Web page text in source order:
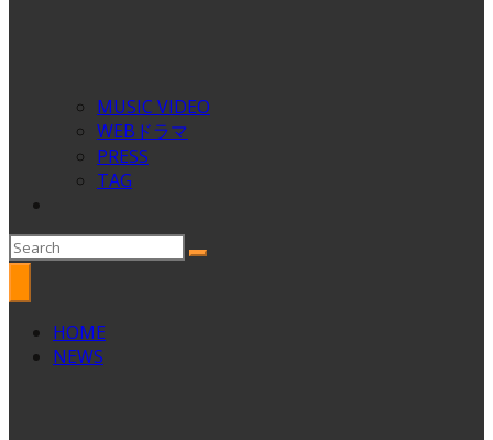
MUSIC VIDEO
WEBドラマ
PRESS
TAG
HOME
NEWS